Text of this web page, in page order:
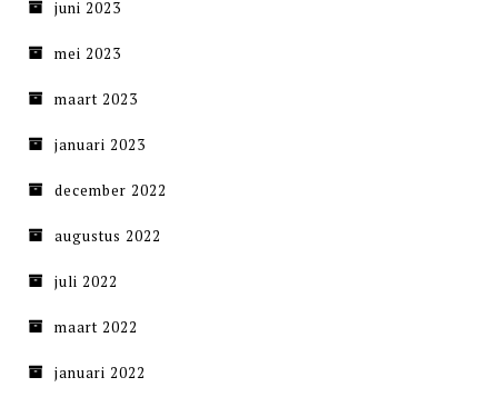
juni 2023
mei 2023
maart 2023
januari 2023
december 2022
augustus 2022
juli 2022
maart 2022
januari 2022